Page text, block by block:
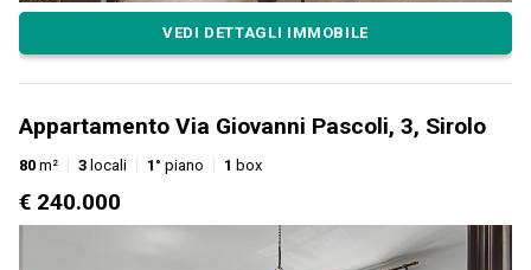
VEDI DETTAGLI IMMOBILE
Appartamento Via Giovanni Pascoli, 3, Sirolo
80 m² 3 locali 1° piano 1 box
€ 240.000